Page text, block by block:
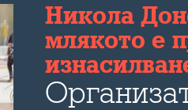
Никола
млякото е